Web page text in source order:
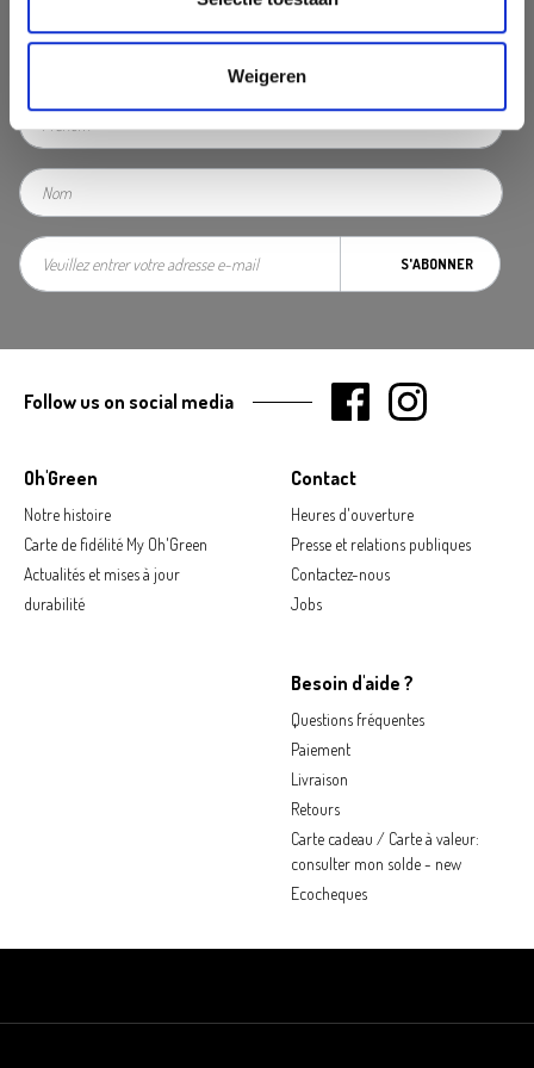
Weigeren
Ne manquez pas des promotions, des astuces inspirantes ou des
S'ABONNER
Oh'Green
Notre histoire
Carte de fidélité My Oh'Green
Actualités et mises à jour
durabilité
Contact
Heures d'ouverture
Presse et relations publiques
Contactez-nous
Jobs
Besoin d'aide ?
Questions fréquentes
Paiement
Livraison
Retours
Carte cadeau / Carte à valeur:
consulter mon solde - new
Ecocheques
Follow us on social media